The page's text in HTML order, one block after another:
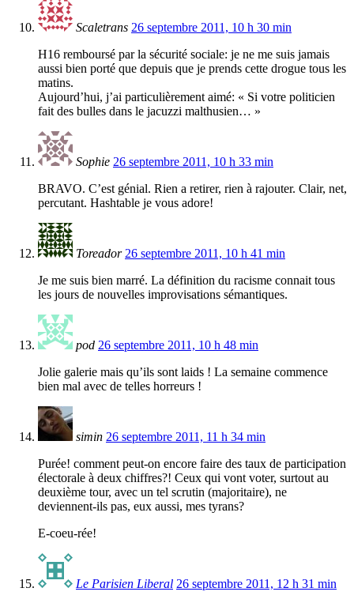
Scaletrans 26 septembre 2011, 10 h 30 min
H16 remboursé par la sécurité sociale: je ne me suis jamais
aussi bien porté que depuis que je prends cette drogue tous les
matins.
Aujourd’hui, j’ai particulièrement aimé: « Si votre politicien
fait des bulles dans le jacuzzi malthusien… »
Sophie 26 septembre 2011, 10 h 33 min
BRAVO. C’est génial. Rien a retirer, rien à rajouter. Clair, net,
percutant. Hashtable je vous adore!
Toreador 26 septembre 2011, 10 h 41 min
Je me suis bien marré. La définition du racisme connait tous
les jours de nouvelles improvisations sémantiques.
pod 26 septembre 2011, 10 h 48 min
Jolie galerie mais qu’ils sont laids ! La semaine commence
bien mal avec de telles horreurs !
simin 26 septembre 2011, 11 h 34 min
Purée! comment peut-on encore faire des taux de participation
électorale à deux chiffres?! Ceux qui vont voter, surtout au
deuxième tour, avec un tel scrutin (majoritaire), ne
deviennent-ils pas, eux aussi, mes tyrans?
E-coeu-rée!
Le Parisien Liberal 26 septembre 2011, 12 h 31 min